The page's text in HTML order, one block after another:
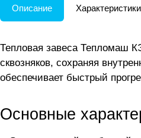
Описание Характеристики
Тепловая завеса Тепломаш
сквозняков, сохраняя
обеспечивает быстрый
Основные